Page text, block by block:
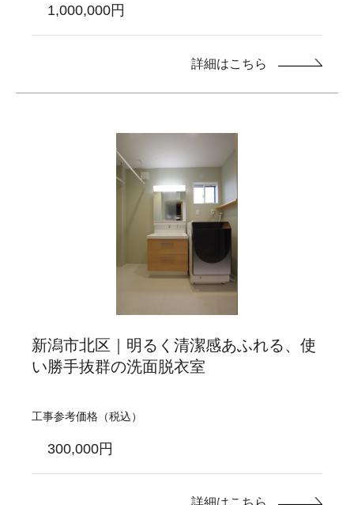
1,000,000円
詳細はこちら
新潟市北区｜明るく清潔感あふれる、使
い勝手抜群の洗面脱衣室
工事参考価格（税込）
300,000円
詳細はこちら